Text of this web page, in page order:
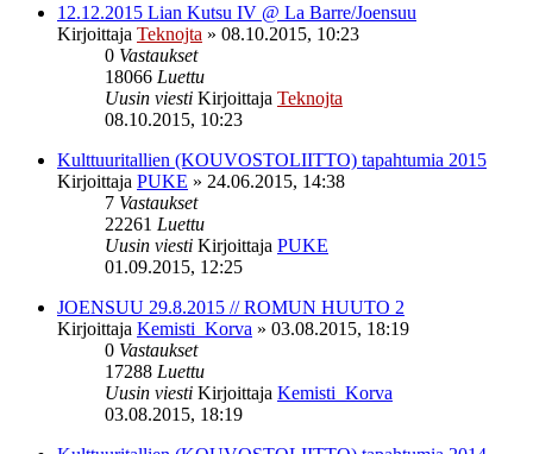
12.12.2015 Lian Kutsu IV @ La Barre/Joensuu
Kirjoittaja Teknojta » 08.10.2015, 10:23
0 Vastaukset
18066 Luettu
Uusin viesti Kirjoittaja Teknojta
08.10.2015, 10:23
Kulttuuritallien (KOUVOSTOLIITTO) tapahtumia 2015
Kirjoittaja PUKE » 24.06.2015, 14:38
7 Vastaukset
22261 Luettu
Uusin viesti Kirjoittaja PUKE
01.09.2015, 12:25
JOENSUU 29.8.2015 // ROMUN HUUTO 2
Kirjoittaja Kemisti_Korva » 03.08.2015, 18:19
0 Vastaukset
17288 Luettu
Uusin viesti Kirjoittaja Kemisti_Korva
03.08.2015, 18:19